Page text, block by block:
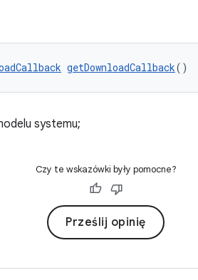
getDownloadCallback()
systemu;
Czy te wskazówki były pomocne?
Prześlij opinię